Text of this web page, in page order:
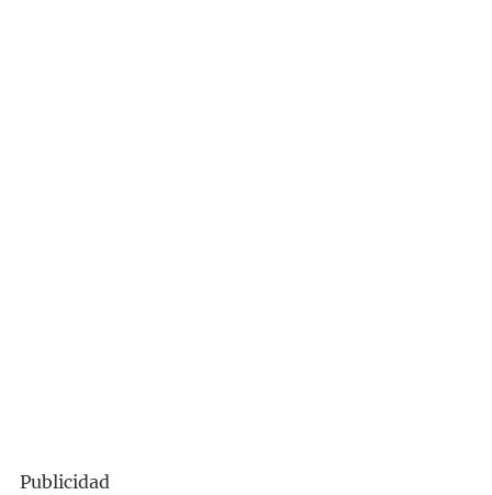
Publicidad